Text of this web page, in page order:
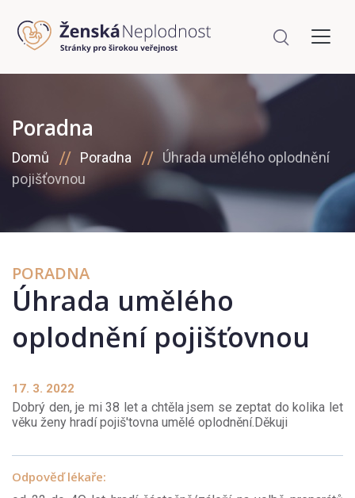
Poradna
Domů Poradna
Úhrada umělého oplodnění
pojišťovnou
PORADNA
Úhrada umělého
oplodnění pojišťovnou
17. 3. 2022
Dobrý den, je mi 38 let a chtěla jsem se zeptat do kolika let
věku ženy hradí pojiš'tovna umělé oplodnění.Děkuji
Odpověď lékaře: